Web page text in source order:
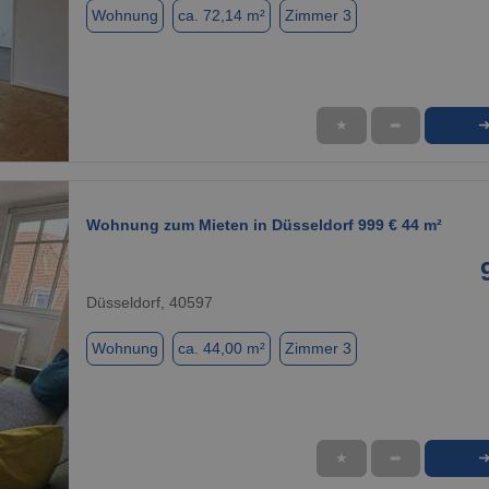
Wohnung ca. 72,14 m² Zimmer 3
★ ➦ ➜
Wohnung zum Mieten in Düsseldorf 999 € 44 m²
Düsseldorf, 40597
Wohnung ca. 44,00 m² Zimmer 3
★ ➦ ➜